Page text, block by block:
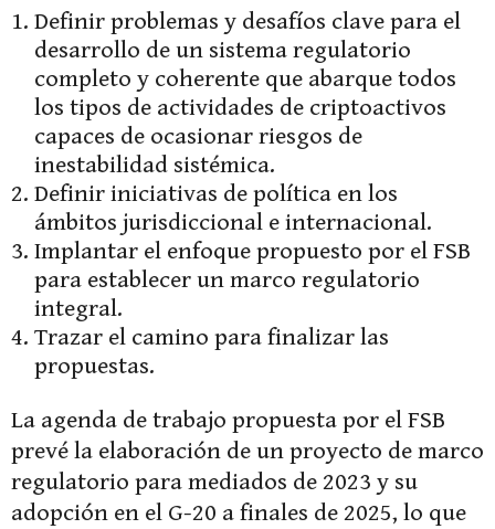
Definir problemas y desafíos clave para el
desarrollo de un sistema regulatorio
completo y coherente que abarque todos
los tipos de actividades de criptoactivos
capaces de ocasionar riesgos de
inestabilidad sistémica.
Definir iniciativas de política en los
ámbitos jurisdiccional e internacional.
Implantar el enfoque propuesto por el FSB
para establecer un marco regulatorio
integral.
Trazar el camino para finalizar las
propuestas.
La agenda de trabajo propuesta por el FSB
prevé la elaboración de un proyecto de marco
regulatorio para mediados de 2023 y su
adopción en el G-20 a finales de 2025, lo que